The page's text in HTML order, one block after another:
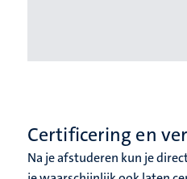
Certificering en
Na je afstuderen kun je